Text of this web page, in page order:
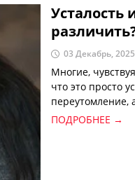
дефицит и как с
Усталость
03 Декабрь, 2025
Многие,
что это просто
переутомление,
Усталость и
ПОДРОБНЕЕ →